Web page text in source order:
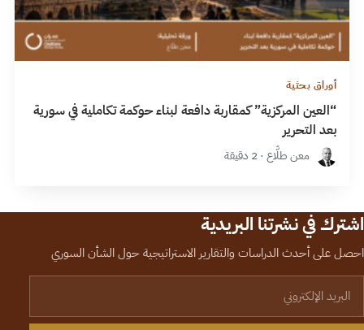
أوراق بحثية
“العين المركزية” كمقاربة دافعة لبناء حوكمة تكاملية في سورية
بعد التحرير
معن طلَّاع · 2 دقيقة
اشترك في نشرتنا البريدية
احصل على أحدث الدراسات والتقارير الاستراتيجية حول الشأن السوري